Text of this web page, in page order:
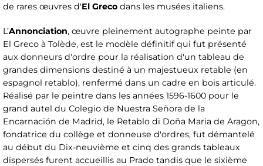
de rares œuvres d'El Greco dans les musées italiens.
L’Annonciation, œuvre pleinement autographe peinte par
El Greco à Tolède, est le modèle définitif qui fut présenté
aux donneurs d'ordre pour la réalisation d'un tableau de
grandes dimensions destiné à un majestueux retable (en
espagnol retablo), renfermé dans un cadre en bois articulé.
Réalisé par le peintre dans les années 1596-1600 pour le
grand autel du Colegio de Nuestra Señora de la
Encarnación de Madrid, le Retablo di Doña Maria de Aragon,
fondatrice du collège et donneuse d'ordres, fut démantelé
au début du Dix-neuvième et cinq des grands tableaux
dispersés furent accueillis au Prado tandis que le sixième